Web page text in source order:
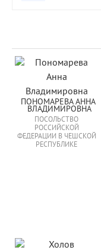
ПОНОМАРЕВА АННА
ВЛАДИМИРОВНА
ПОСОЛЬСТВО
РОССИЙСКОЙ
ФЕДЕРАЦИИ В ЧЕШСКОЙ
РЕСПУБЛИКЕ